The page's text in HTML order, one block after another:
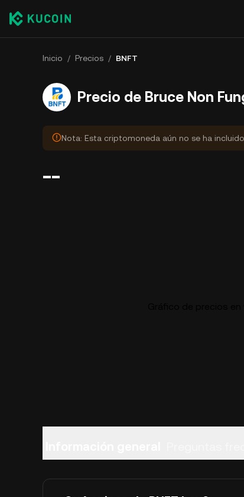
Inicio / Precios / BNFT
Precio de Bruce Non
Nota: Esta criptomoneda aún no se ha
--